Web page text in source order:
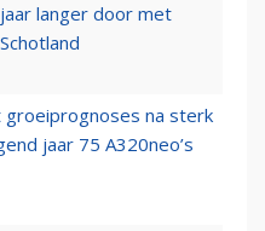
langer door met
groeiprognoses na sterk
jaar 75 A320neo’s